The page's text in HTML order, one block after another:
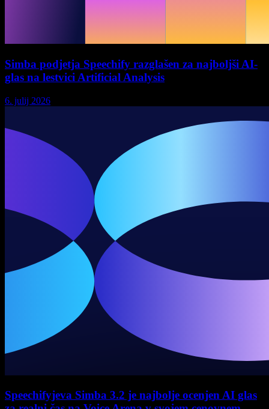
Simba podjetja Speechify razglašen za najboljši AI-
glas na lestvici Artificial Analysis
6. julij 2026
Speechifyjeva Simba 3.2 je najbolje ocenjen AI glas